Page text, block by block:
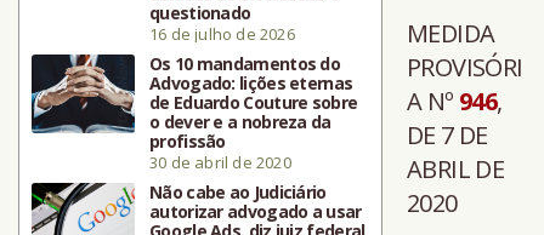
questionado
16 de julho de 2026
Os 10 mandamentos do
Advogado: lições eternas
de Eduardo Couture sobre
o dever e a nobreza da
profissão
30 de abril de 2020
Não cabe ao Judiciário
autorizar advogado a usar
Google Ads, diz juiz federal
MEDIDA
PROVISÓRI
A Nº 946,
DE 7 DE
ABRIL DE
2020